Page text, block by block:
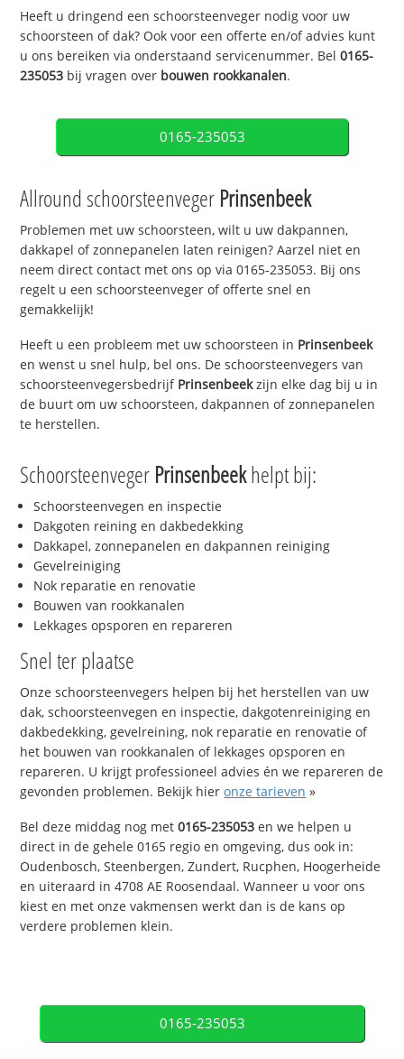
Heeft u dringend een schoorsteenveger nodig voor uw
schoorsteen of dak? Ook voor een offerte en/of advies kunt
u ons bereiken via onderstaand servicenummer. Bel0165-
235053 bij vragen over bouwen rookkanalen.
0165-235053
Allround schoorsteenveger Prinsenbeek
Problemen met uw schoorsteen, wilt u uw dakpannen,
dakkapel of zonnepanelen laten reinigen? Aarzel niet en
neem direct contact met ons op via 0165-235053. Bij ons
regelt u een schoorsteenveger of offerte snel en
gemakkelijk!
Heeft u een probleem met uw schoorsteen in Prinsenbeek
en wenst u snel hulp, bel ons. De schoorsteenvegers van
schoorsteenvegersbedrijf Prinsenbeekzijn elke dag bij u in
de buurt om uw schoorsteen, dakpannen of zonnepanelen
te herstellen.
Schoorsteenveger Prinsenbeekhelpt bij:
Schoorsteenvegen en inspectie
Dakgoten reining en dakbedekking
Dakkapel, zonnepanelen en dakpannen reiniging
Gevelreiniging
Nok reparatie en renovatie
Bouwen van rookkanalen
Lekkages opsporen en repareren
Snel ter plaatse
Onze schoorsteenvegers helpen bij het herstellen van uw
dak, schoorsteenvegen en inspectie, dakgotenreiniging en
dakbedekking, gevelreining, nok reparatie en renovatie of
het bouwen van rookkanalen of lekkages opsporen en
repareren. U krijgt professioneel advies én we repareren de
gevonden problemen. Bekijk hieronze tarieven »
Bel deze middag nog met0165-235053 en we helpen u
direct in de gehele 0165 regio en omgeving, dus ook in:
Oudenbosch, Steenbergen, Zundert, Rucphen, Hoogerheide
en uiteraard in 4708 AE Roosendaal. Wanneer u voor ons
kiest en met onze vakmensen werkt dan is de kans op
verdere problemen klein.
0165-235053